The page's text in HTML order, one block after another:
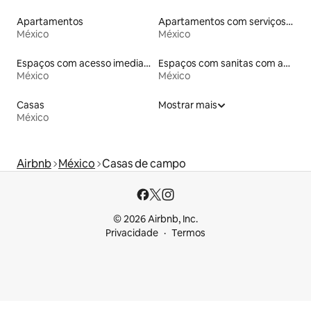
Apartamentos
México
Apartamentos com serviços incluídos
México
Espaços com acesso imediato às pistas de esqui
México
Espaços com sanitas com acessos adaptados em altura
México
Casas
México
Mostrar mais
Airbnb México Casas de campo
© 2026 Airbnb, Inc.
Privacidade
Termos